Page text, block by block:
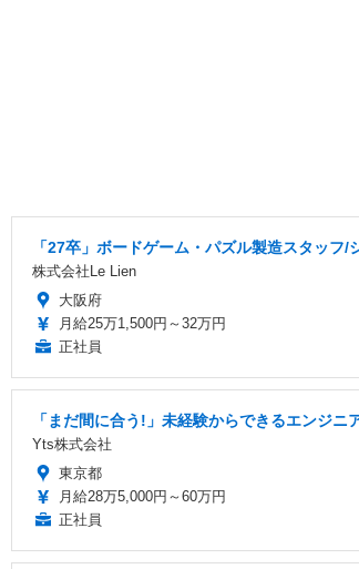
「27卒」ボードゲーム・パズル製造スタッ
株式会社Le Lien
大阪府
月給25万1,500円～32万円
正社員
「まだ間に合う!」未経験からできるエンジニ
Yts株式会社
東京都
月給28万5,000円～60万円
正社員